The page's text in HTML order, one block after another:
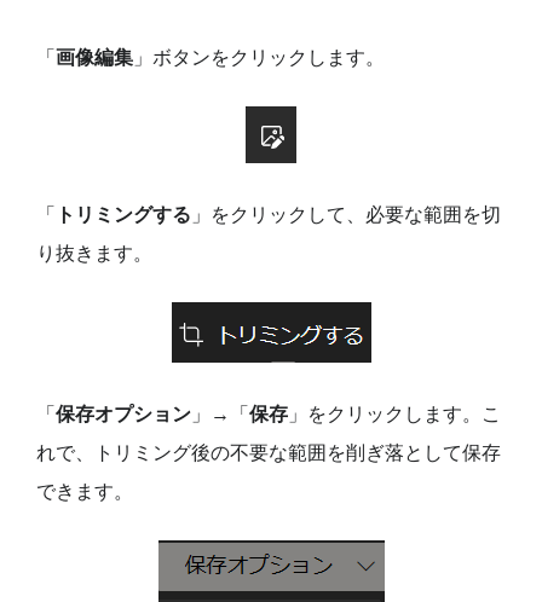
「画像編集 」ボタンをクリックします。
「 トリミングする 」をクリックして、必要な範囲を切
り抜きます。
「保存オプション 」→「保存 」をクリックします。こ
れで、トリミング後の不要な範囲を削ぎ落として保存
できます。